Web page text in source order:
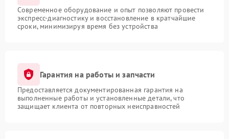
Современное оборудование и опыт позволяют провести
экспресс-диагностику и восстановление в кратчайшие
сроки, минимизируя время без устройства
Гарантия на работы и запчасти
Предоставляется документированная гарантия на
выполненные работы и установленные детали, что
защищает клиента от повторных неисправностей